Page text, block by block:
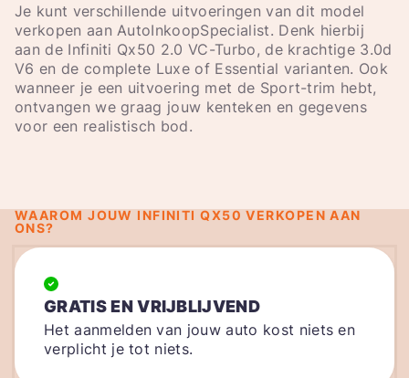
Je kunt verschillende uitvoeringen van dit model
verkopen aan AutoInkoopSpecialist. Denk hierbij
aan de Infiniti Qx50 2.0 VC-Turbo, de krachtige 3.0d
V6 en de complete Luxe of Essential varianten. Ook
wanneer je een uitvoering met de Sport-trim hebt,
ontvangen we graag jouw kenteken en gegevens
voor een realistisch bod.
WAAROM JOUW INFINITI QX50 VERKOPEN AAN
ONS?
GRATIS EN VRIJBLIJVEND
Het aanmelden van jouw auto kost niets en
verplicht je tot niets.